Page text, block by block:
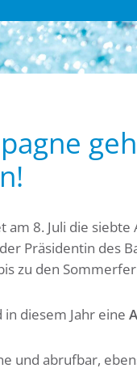
8. Juli die siebte
Präsidentin des
zu den
in diesem Jahr eine
und abrufbar,